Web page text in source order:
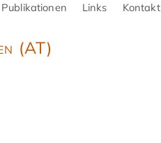
Publikationen Links Kontakt
(AT)